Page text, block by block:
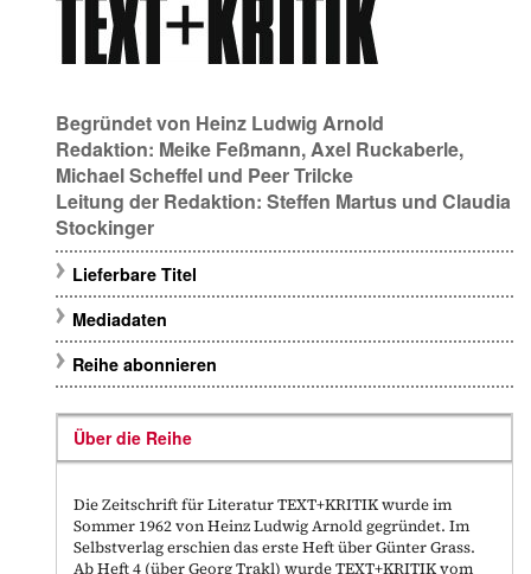
Begründet von Heinz Ludwig Arnold
Redaktion: Meike Feßmann,Axel Ruckaberle,
Michael Scheffel und Peer Trilcke
Leitung der Redaktion: Steffen Martus und Claudia
Stockinger
Lieferbare Titel
Mediadaten
Reihe abonnieren
Über die Reihe
Die Zeitschrift für Literatur TEXT+KRITIK wurde im
Sommer 1962 von Heinz Ludwig Arnold gegründet. Im
Selbstverlag erschien das erste Heft über Günter Grass.
Ab Heft 4 (über Georg Trakl) wurde TEXT+KRITIK vom